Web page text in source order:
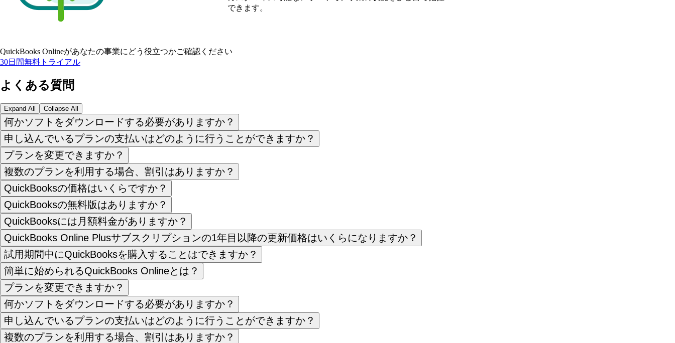
できます。
QuickBooks Onlineがあなたの事業にどう役立つかご確認ください
30日間無料トライアル
よくある質問
Expand All Collapse All
何かソフトをダウンロードする必要がありますか？
申し込んでいるプランの支払いはどのように行うことができますか？
プランを変更できますか？
複数のプランを利用する場合、割引はありますか？
QuickBooksの価格はいくらですか？
QuickBooksの無料版はありますか？
QuickBooksには月額料金がありますか？
QuickBooks Online Plusサブスクリプションの1年目以降の更新価格はいくらになりますか？
試用期間中にQuickBooksを購入することはできますか？
簡単に始められるQuickBooks Onlineとは？
プランを変更できますか？
何かソフトをダウンロードする必要がありますか？
申し込んでいるプランの支払いはどのように行うことができますか？
複数のプランを利用する場合、割引はありますか？